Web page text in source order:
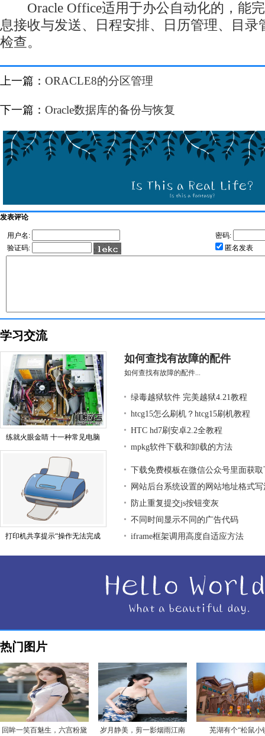
Oracle Office适用于办公自动化的，能
息接收与发送、日程安排、日历管理、目录
检查。
上一篇： ORACLE8的分区管理
下一篇： Oracle数据库的备份与恢复
发表评论
用户名:
密码:
验证码:
匿名发表
学习交流
练就火眼金睛 十一种常见电脑
打印机共享提示“操作无法完成
如何查找有故障的配件
如何查找有故障的配件...
绿毒越狱软件 完美越狱4.21教程
htcg15怎么刷机？htcg15刷机教程
HTC hd7刷安卓2.2全教程
mpkg软件下载和卸载的方法
下载免费模板在微信公众号里面获
网站后台系统设置的网站地址格式写
防止重复提交js按钮变灰
不同时间显示不同的广告代码
iframe框架调用高度自适应方法
热门图片
回眸一笑百魅生，六宫粉黛
岁月静美，剪一影烟雨江南 芜湖有个“松鼠小